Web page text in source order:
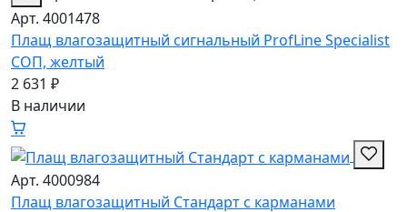
Арт. 4001478
Плащ влагозащитный сигнальный ProfLine Specialist
СОП, желтый
2 631 ₽
В наличии
Арт. 4000984
Плащ влагозащитный Стандарт с карманами